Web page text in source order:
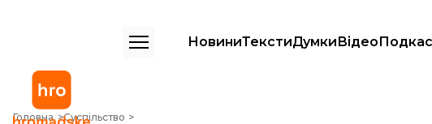
НовиниТекстиДумкиВідео
Головна Суспільство
У Краматорську судитимуть жінку, яка підробляла довідки про тестування на